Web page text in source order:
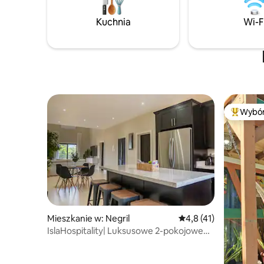
zachody słońca i słuchając kojących
dźwięków Morza Karaibskiego. 🌅
Kuchnia Wi-
Mieszkanie w: Negril Średnia ocena: 4,8
4,8 (41)
IslaHospitality| Luksusowe 2-pokojowe